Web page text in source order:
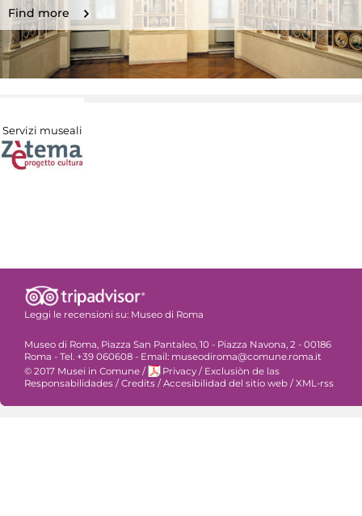
Find more
Servizi museali
Leggi le recensioni su: Museo di Roma
Museo di Roma, Piazza San Pantaleo, 10 - Piazza Navona, 2 - 00186
Roma - Tel. +39 060608 - Email: museodiroma@comune.roma.it
© 2017 Musei in Comune / Privacy / Exclusiòn de las
Responsabilidades /Credits /Accesibilidad del sitio web /XML-rss